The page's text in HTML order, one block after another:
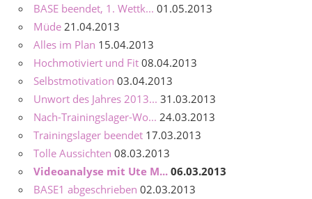
BASE beendet, 1. Wettk... 01.05.2013
Müde 21.04.2013
Alles im Plan 15.04.2013
Hochmotiviert und Fit 08.04.2013
Selbstmotivation 03.04.2013
Unwort des Jahres 2013... 31.03.2013
Nach-Trainingslager-Wo... 24.03.2013
Trainingslager beendet 17.03.2013
Tolle Aussichten 08.03.2013
Videoanalyse mit Ute M... 06.03.2013
BASE1 abgeschrieben 02.03.2013